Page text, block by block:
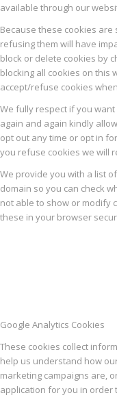
available through our
Because these cookies
refusing them will have
block or delete cookies by
blocking all cookies on this
accept/refuse cookies
We fully respect if you
again and again kindly
opt out any time or opt in
you refuse cookies we will
We provide you with a list
domain so you can check
not able to show or modify
these in your browser
Google Analytics Cookies
These cookies collect
help us understand how
marketing campaigns are,
application for you in order